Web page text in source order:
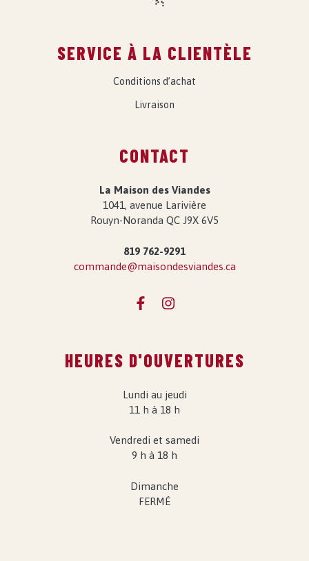
SERVICE À LA CLIENTÈLE
Conditions d’achat
Livraison
CONTACT
La Maison des Viandes
1041, avenue Larivière
Rouyn-Noranda QC J9X 6V5
819 762-9291
commande@maisondesviandes.ca
HEURES D'OUVERTURES
Lundi au jeudi
11 h à 18 h
Vendredi et samedi
9 h à 18 h
Dimanche
FERMÉ